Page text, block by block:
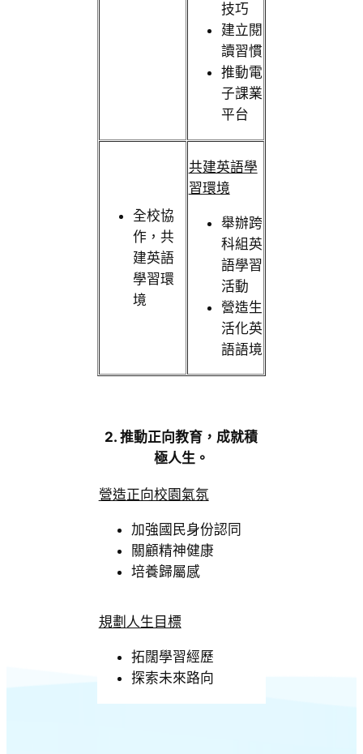
技巧
建立閱
讀習慣
推動電
子課業
平台
全校協
作，共
建英語
學習環
境
共建英語學
習環境
舉辦跨
科組英
語學習
活動
營造生
活化英
語語境
2. 推動正向教育，成就積
極人生。
營造正向校園氣氛
加強國民身份認同
關顧精神健康
培養歸屬感
規劃人生目標
拓闊學習經歷
探索未來路向